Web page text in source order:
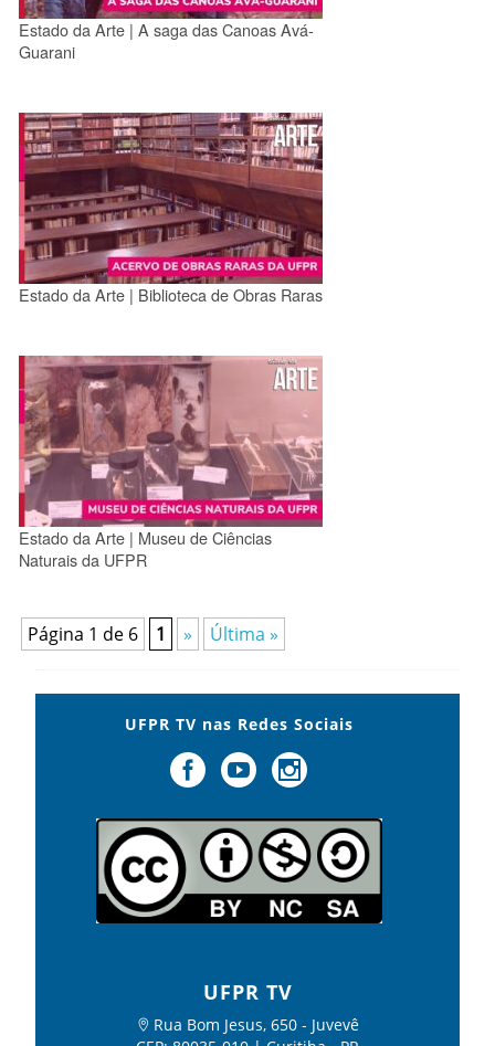
Estado da Arte | A saga das Canoas Avá-
Guarani
Estado da Arte | Biblioteca de Obras Raras
Estado da Arte | Museu de Ciências
Naturais da UFPR
Página 1 de 6 1 » Última »
UFPR TV nas Redes Sociais
UFPR TV
Rua Bom Jesus, 650 - Juvevê